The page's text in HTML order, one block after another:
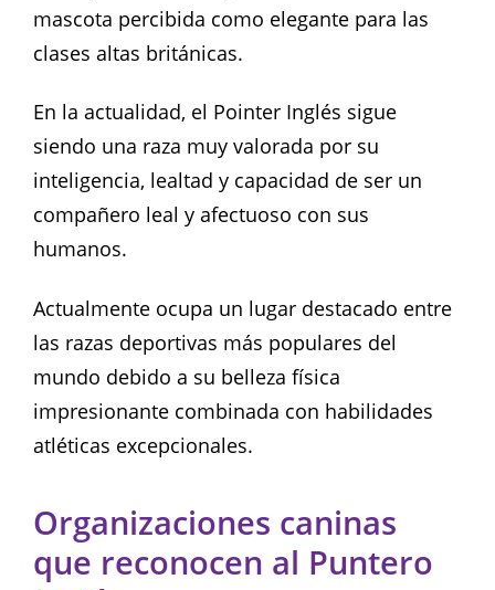
mascota percibida como elegante para las
clases altas británicas.
En la actualidad, el Pointer Inglés sigue
siendo una raza muy valorada por su
inteligencia, lealtad y capacidad de ser un
compañero leal y afectuoso con sus
humanos.
Actualmente ocupa un lugar destacado entre
las razas deportivas más populares del
mundo debido a su belleza física
impresionante combinada con habilidades
atléticas excepcionales.
Organizaciones caninas
que reconocen al Puntero